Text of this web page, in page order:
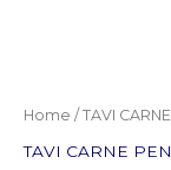
Home / TAVI
TAVI CARNE